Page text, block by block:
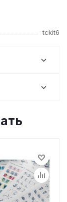
tckit6